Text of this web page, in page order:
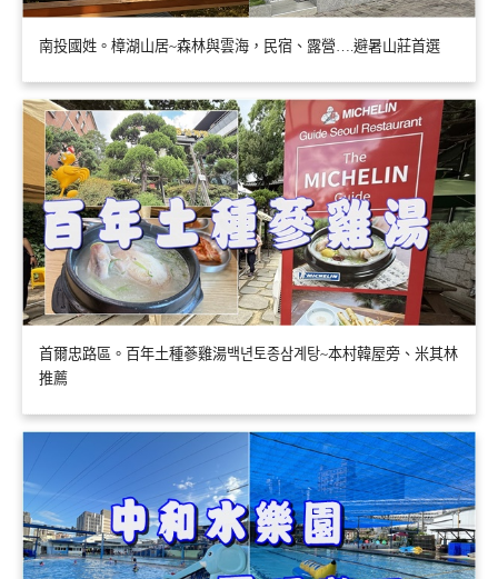
南投國姓。樟湖山居~森林與雲海，民宿、露營….避暑山莊首選
首爾忠路區。百年土種蔘雞湯백년토종삼계탕~本村韓屋旁、米其林
推薦